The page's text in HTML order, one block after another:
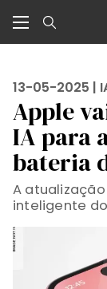
13-05-2025 |
Apple
IA para
bateria
A
inteligente